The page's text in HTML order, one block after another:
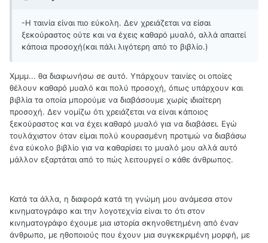
-Η ταινία είναι πιο εύκολη. Δεν χρειάζεται να είσαι
ξεκούραστος ούτε και να έχεις καθαρό μυαλό, αλλά απαιτεί
κάποια προσοχή(και πάλι λιγότερη από το βιβλίο.)
Χμμμ... θα διαφωνήσω σε αυτό. Υπάρχουν ταινίες οι οποίες
θέλουν καθαρό μυαλό και πολύ προσοχή, όπως υπάρχουν και
βιβλία τα οποία μπορούμε να διαβάσουμε χωρίς ιδιαίτερη
προσοχή. Δεν νομίζω ότι χρειάζεται να είναι κάποιος
ξεκούραστος και να έχει καθαρό μυαλό για να διαβάσει. Εγώ
τουλάχιστον όταν είμαι πολύ κουρασμένη προτιμώ να διαβάσω
ένα εύκολο βιβλίο για να καθαρίσει το μυαλό μου αλλά αυτό
μάλλον εξαρτάται από το πώς λειτουργεί ο κάθε άνθρωπος.
Κατά τα άλλα, η διαφορά κατά τη γνώμη μου ανάμεσα στον
κινηματογράφο και την λογοτεχνία είναι το ότι στον
κινηματογράφο έχουμε μια ιστορία σκηνοθετημένη από έναν
άνθρωπο, με ηθοποιούς που έχουν μια συγκεκριμένη μορφή, με